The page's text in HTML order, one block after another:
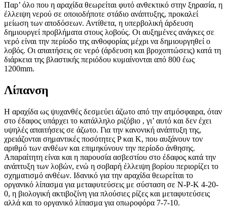
Παρ’ όλο που η αραχίδα θεωρείται φυτό ανθεκτικό στην ξηρασία, η
έλλειψη νερού σε οποιοδήποτε στάδιο ανάπτυξης, προκαλεί
μείωση των αποδόσεων. Αντίθετα, η υπερβολική άρδευση
δημιουργεί προβλήματα στους λοβούς. Οι αυξημένες ανάγκες σε
νερό είναι την περίοδο της ανθοφορίας μέχρι να δημιουργηθεί ο
λοβός. Οι απαιτήσεις σε νερό (άρδευση και βροχοπτώσεις) κατά τη
διάρκεια της βλαστικής περιόδου κυμαίνονται από 800 έως
1200mm.
Λίπανση
Η αραχίδα ως ψυχανθές δεσμεύει άζωτο από την ατμόσφαιρα, όταν
στο έδαφος υπάρχει το κατάλληλο ριζόβιο , γι’ αυτό και δεν έχει
υψηλές απαιτήσεις σε άζωτο. Για την κανονική ανάπτυξη της,
χρειάζονται σημαντικές ποσότητες P και K, που αυξάνουν τον
αριθμό των ανθέων και επιμηκύνουν την περίοδο άνθησης.
Απαραίτητη είναι και η παρουσία ασβεστίου στο έδαφος κατά την
ανάπτυξη των λοβών, ενώ η σοβαρή έλλειψη βορίου περιορίζει το
σχηματισμό ανθέων. Ιδανικό για την αραχίδα θεωρείται το
οργανικό λίπασμα για μεταφυτεύσεις με σύσταση σε Ν-Ρ-Κ 4-20-
0, η βιολογική ακτιβοζίνη για πλούσιες ρίζες και μεταφυτεύσεις
αλλά και το οργανικό λίπασμα για οπωροφόρα 7-7-10.